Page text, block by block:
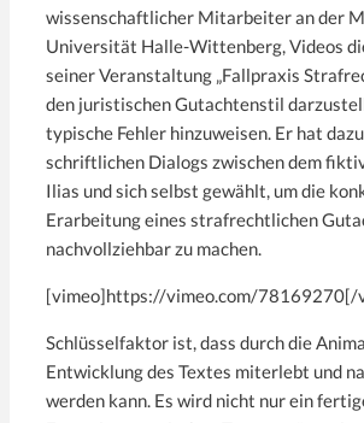
wissenschaftlicher Mitarbeiter an der
Universität Halle-Wittenberg, Videos
seiner Veranstaltung „Fallpraxis
den juristischen Gutachtenstil
typische Fehler hinzuweisen. Er hat
schriftlichen Dialogs zwischen dem
Ilias und sich selbst gewählt, um die
Erarbeitung eines strafrechtlichen
nachvollziehbar zu machen.
[vimeo]https://vimeo.com/78169270[/
Schlüsselfaktor ist, dass durch die
Entwicklung des Textes miterlebt und
werden kann. Es wird nicht nur ein